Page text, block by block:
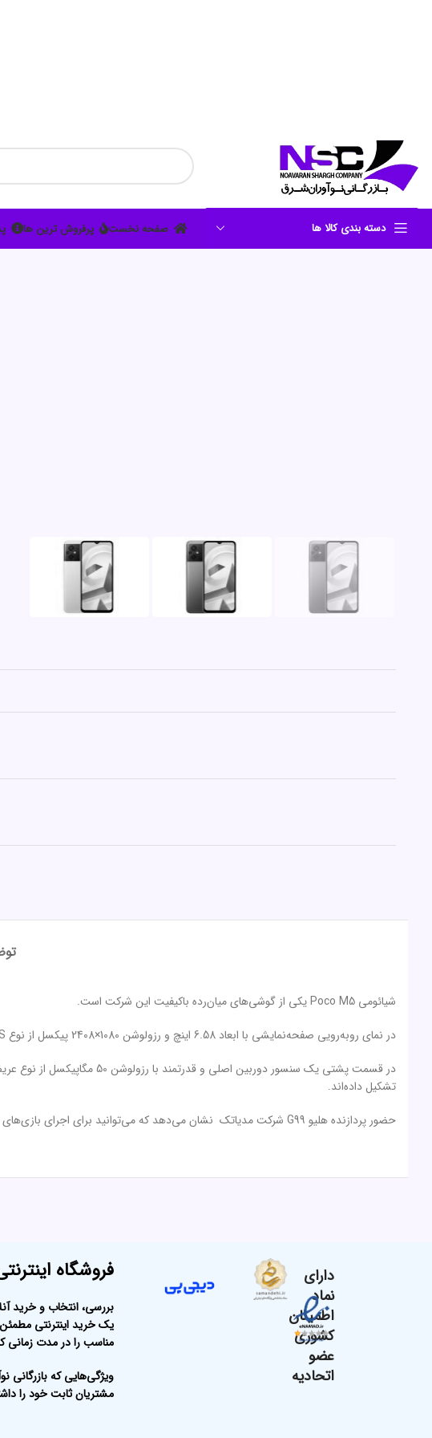
دسته بندی کالا ها صفحه نخست پرفروش ترین ها
شیائومی Poco M5 یکی از گوشی‌های میان‌رده با‌کیفیت این شرکت است.
در نمای رو‌به‌رویی صفحه‌نمایشی با ابعاد 6.58 اینچ و رزولوشن 1080×2408 پیکسل از نوع IPS با توانایی نمایش 401 پیکسل در نظر گرفته شده است.
تشکیل داده‌اند.
حضور پردازنده هلیو G99 شرکت مدیاتک نشان می‌دهد که می‌توانید برای اجرای بازی‌های حتی سنگین و نرم‌افزار‌های کاربردی، روی شیائومی Poco M5 حساب باز کنید.
دارای
نماد
اطمینان
کشوری
عضو
اتحادیه
فروشگاه
بررسی، انتخاب و خرید
یک خرید اینترنتی
مناسب را در مدت زمانی
ویژگی‌هایی که بازرگانی
مشتریان ثابت خود را